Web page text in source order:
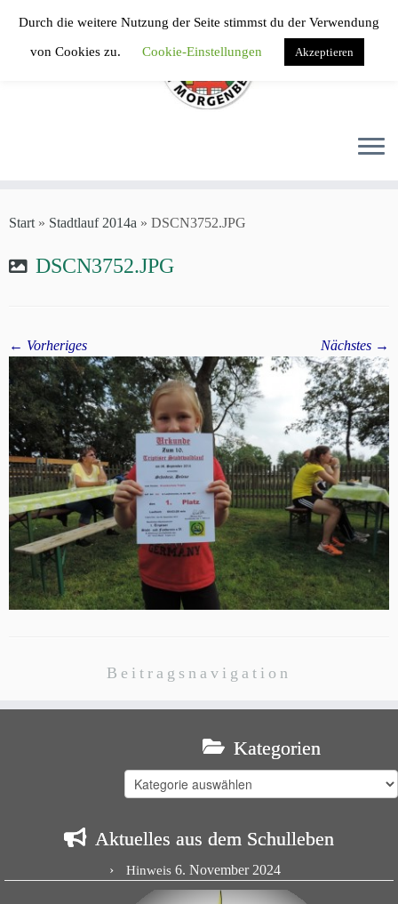
springen
Start » Stadtlauf 2014a » DSCN3752.JPG
DSCN3752.JPG
← Vorheriges Nächstes →
Beitragsnavigation
Kategorien
Kategorien
Aktuelles aus dem Schulleben
Hinweis 6. November 2024
Durch die weitere Nutzung der Seite stimmst du der Verwendung
von Cookies zu. Cookie-Einstellungen Akzeptieren